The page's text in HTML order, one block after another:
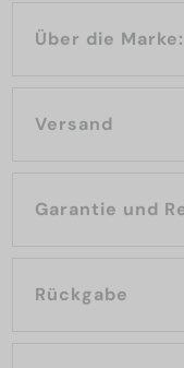
Versand
Garantie und
Rückgabe